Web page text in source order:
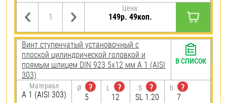
Цена:
149р. 49коп.
Винт ступенчатый установочный с
плоской цилиндрической головкой и
прямым шлицем DIN 923 5х12 мм А 1 (AISI
303)
Материал
А 1 (AISI 303)
Ø
?
5
L
?
12
S
?
SL 1.20
b
?
7
В СПИСОК